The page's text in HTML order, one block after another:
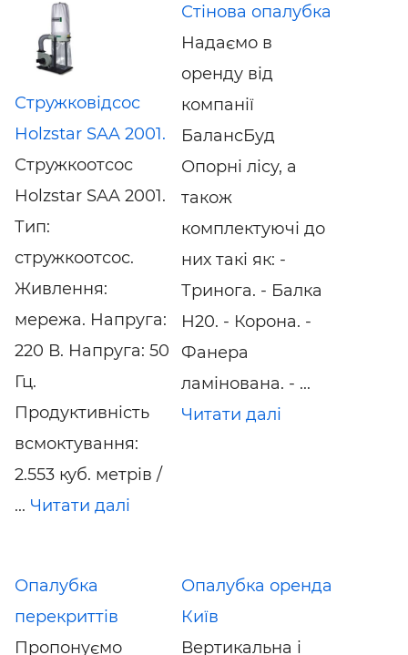
Стружковідсос
Holzstar SAA 2001.
Стружкоотсос
Holzstar SAA 2001.
Тип:
стружкоотсос.
Живлення:
мережа. Напруга:
220 В. Напруга: 50
Гц.
Продуктивність
всмоктування:
2.553 куб. метрів /
... Читати далі
Стінова опалубка
Надаємо в
оренду від
компанії
БалансБуд
Опорні лісу, а
також
комплектуючі до
них такі як: -
Тринога. - Балка
Н20. - Корона. -
Фанера
ламінована. - ...
Читати далі
Опалубка
перекриттів
Пропонуємо
Опалубка оренда
Київ
Вертикальна і